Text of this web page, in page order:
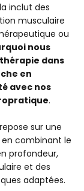
inclut des
musculaire
ou
nous
dans
en
avec nos
.
sur une
combinant le
profondeur,
et des
adaptées.